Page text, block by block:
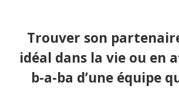
Trouver son
idéal dans la vie ou en
b-a-ba d’une équipe